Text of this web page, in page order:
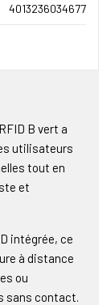
4013236034677
B vert a
utilisateurs
tout en
et
intégrée, ce
à distance
ou
sans contact.